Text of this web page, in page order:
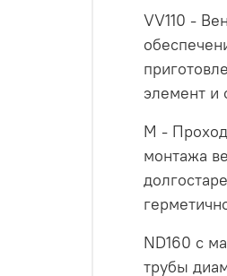
VV110 -
элемент и
M -
монтажа
ND160 с
трубы